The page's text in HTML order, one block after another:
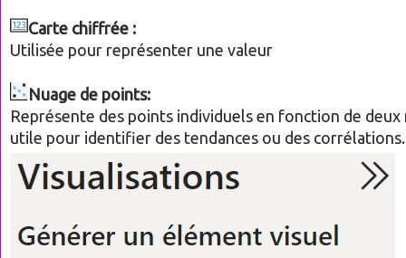
Carte chiffrée :
Utilisée pour représenter une valeur
Nuage de points:
Représente des points individuels en fonction de deux
utile pour identifier des tendances ou des corrélations.